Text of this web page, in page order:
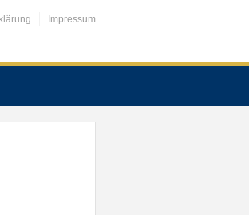
Impressum